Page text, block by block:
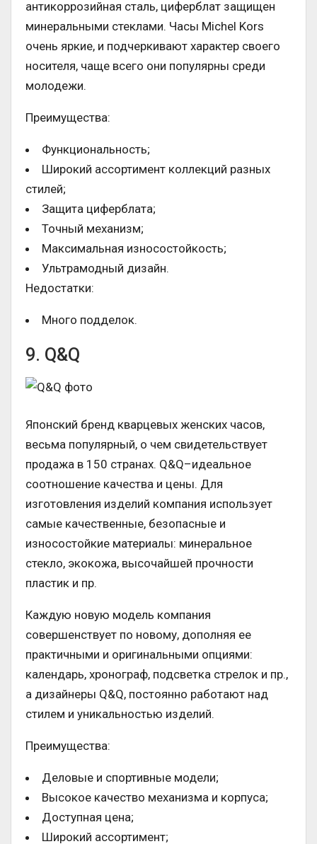
антикоррозийная сталь, циферблат защищен
минеральными стеклами. Часы Michel Kors
очень яркие, и подчеркивают характер своего
носителя, чаще всего они популярны среди
молодежи.
Преимущества:
Функциональность;
Широкий ассортимент коллекций разных
стилей;
Защита циферблата;
Точный механизм;
Максимальная износостойкость;
Ультрамодный дизайн.
Недостатки:
Много подделок.
9. Q&Q
Японский бренд кварцевых женских часов,
весьма популярный, о чем свидетельствует
продажа в 150 странах. Q&Q–идеальное
соотношение качества и цены. Для
изготовления изделий компания использует
самые качественные, безопасные и
износостойкие материалы: минеральное
стекло, экокожа, высочайшей прочности
пластик и пр.
Каждую новую модель компания
совершенствует по новому, дополняя ее
практичными и оригинальными опциями:
календарь, хронограф, подсветка стрелок и пр.,
а дизайнеры Q&Q, постоянно работают над
стилем и уникальностью изделий.
Преимущества:
Деловые и спортивные модели;
Высокое качество механизма и корпуса;
Доступная цена;
Широкий ассортимент;